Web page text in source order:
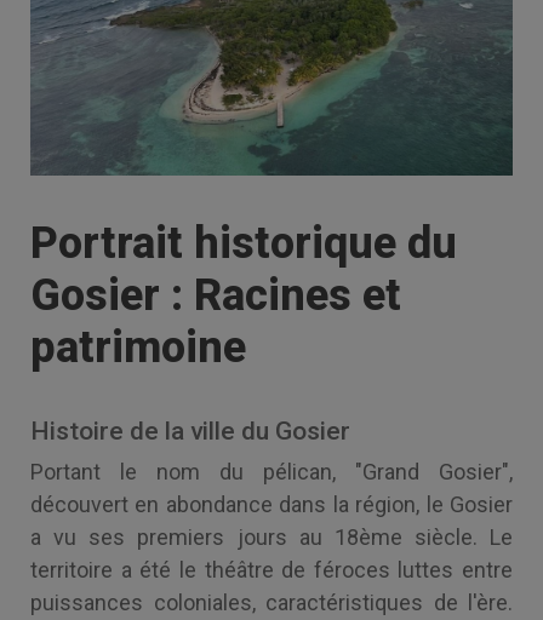
Portrait historique du
Gosier : Racines et
patrimoine
Histoire de la ville du Gosier
Portant le nom du pélican, "Grand Gosier",
découvert en abondance dans la région, le Gosier
a vu ses premiers jours au 18ème siècle. Le
territoire a été le théâtre de féroces luttes entre
puissances coloniales, caractéristiques de l'ère.